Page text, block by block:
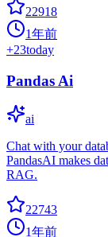
22918
1年前
+23today
Pandas Ai
ai
Chat with your
PandasAI makes
RAG.
22743
1年前